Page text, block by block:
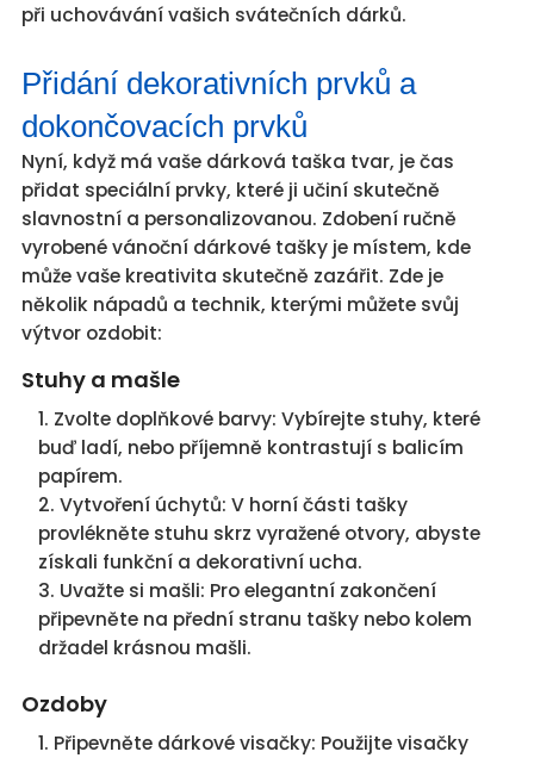
při uchovávání vašich svátečních dárků.
Přidání dekorativních prvků a
dokončovacích prvků
Nyní, když má vaše dárková taška tvar, je čas
přidat speciální prvky, které ji učiní skutečně
slavnostní a personalizovanou. Zdobení ručně
vyrobené vánoční dárkové tašky je místem, kde
může vaše kreativita skutečně zazářit. Zde je
několik nápadů a technik, kterými můžete svůj
výtvor ozdobit:
Stuhy a mašle
Zvolte doplňkové barvy: Vybírejte stuhy, které
buď ladí, nebo příjemně kontrastují s balicím
papírem.
Vytvoření úchytů: V horní části tašky
provlékněte stuhu skrz vyražené otvory, abyste
získali funkční a dekorativní ucha.
Uvažte si mašli: Pro elegantní zakončení
připevněte na přední stranu tašky nebo kolem
držadel krásnou mašli.
Ozdoby
Připevněte dárkové visačky: Použijte visačky